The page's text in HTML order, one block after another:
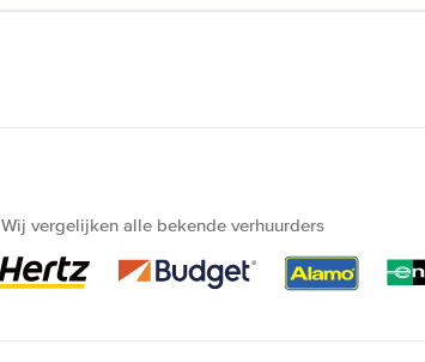
Wij vergelijken alle bekende verhuurders